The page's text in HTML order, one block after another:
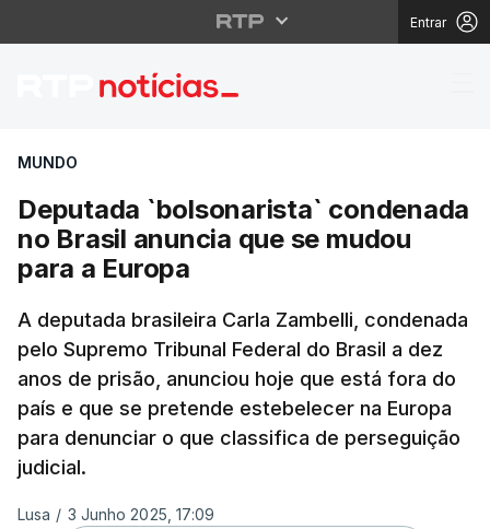
Entrar
Deputada
MUNDO
Deputada `bolsonarista` condenada
no Brasil anuncia que se mudou
para a Europa
A deputada brasileira Carla Zambelli, condenada
pelo Supremo Tribunal Federal do Brasil a dez
anos de prisão, anunciou hoje que está fora do
país e que se pretende estebelecer na Europa
para denunciar o que classifica de perseguição
judicial.
Lusa / 3 Junho 2025, 17:09